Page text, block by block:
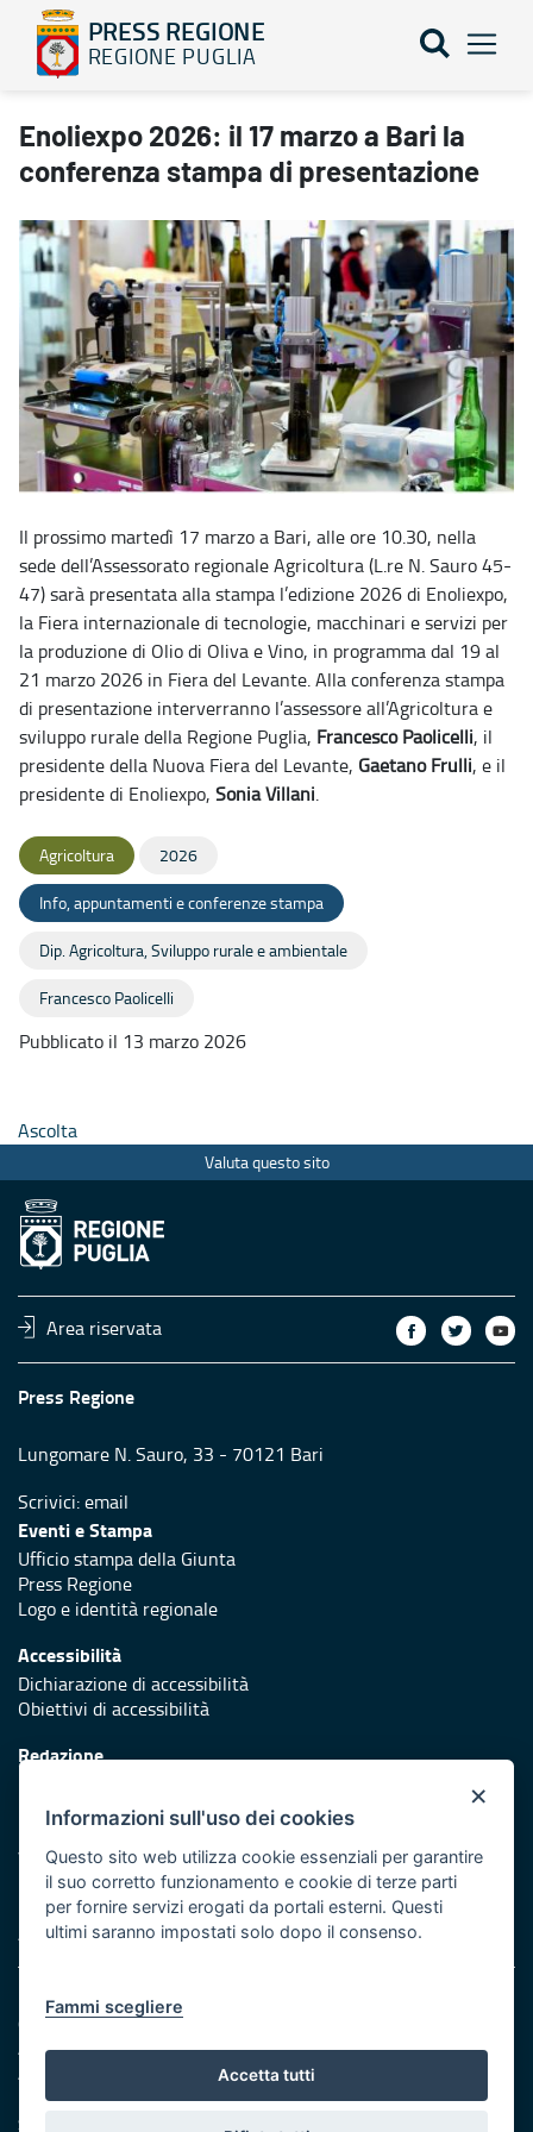
PRESS REGIONE
REGIONE PUGLIA
Enoliexpo 2026: il 17 marzo a Bari la conferenza stampa di
Enoliexpo 2026: il 17 marzo a Bari la
conferenza stampa di presentazione
Il prossimo martedì 17 marzo a Bari, alle ore 10.30, nella
sede dell’Assessorato regionale Agricoltura (L.re N. Sauro 45-
47) sarà presentata alla stampa l’edizione 2026 di Enoliexpo,
la Fiera internazionale di tecnologie, macchinari e servizi per
la produzione di Olio di Oliva e Vino, in programma dal 19 al
21 marzo 2026 in Fiera del Levante. Alla conferenza stampa
di presentazione interverranno l’assessore all’Agricoltura e
sviluppo rurale della Regione Puglia, Francesco Paolicelli, il
presidente della Nuova Fiera del Levante, Gaetano Frulli, e il
presidente di Enoliexpo, Sonia Villani.
Agricoltura 2026
Info, appuntamenti e conferenze stampa
Dip. Agricoltura, Sviluppo rurale e ambientale
Francesco Paolicelli
Pubblicato il 13 marzo 2026
Ascolta
Valuta questo sito
Area riservata
Press Regione
Lungomare N. Sauro, 33 - 70121 Bari
Scrivici:email
Eventi e Stampa
Ufficio stampa della Giunta
Press Regione
Logo e identità regionale
Accessibilità
Dichiarazione di accessibilità
Obiettivi di accessibilità
Redazione
Protezione civile
Vai al sito di Protezione Civile Puglia
Iniziativa finanziata con risorse del POR Puglia 2014/2020 -
Asse XI
Note legali
Cookie e privacy
Amministrazione trasparente
Atti di notifica
Feed RSS
Servizi Intranet
×
Informazioni sull'uso dei cookies
Questo sito web utilizza cookie essenziali per garantire
il suo corretto funzionamento e cookie di terze parti
per fornire servizi erogati da portali esterni. Questi
ultimi saranno impostati solo dopo il consenso.
Fammi scegliere
Accetta tutti